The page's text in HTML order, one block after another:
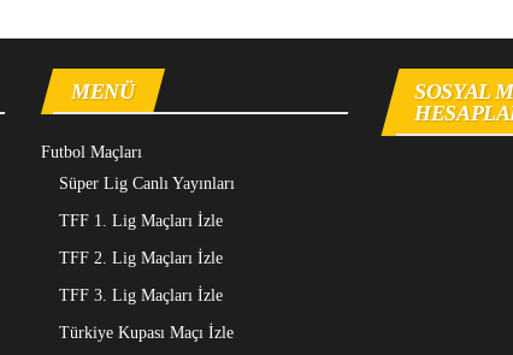
MENÜ
Futbol Maçları
Süper Lig Canlı Yayınları
TFF 1. Lig Maçları İzle
TFF 2. Lig Maçları İzle
TFF 3. Lig Maçları İzle
Türkiye Kupası Maçı İzle
SOSYAL